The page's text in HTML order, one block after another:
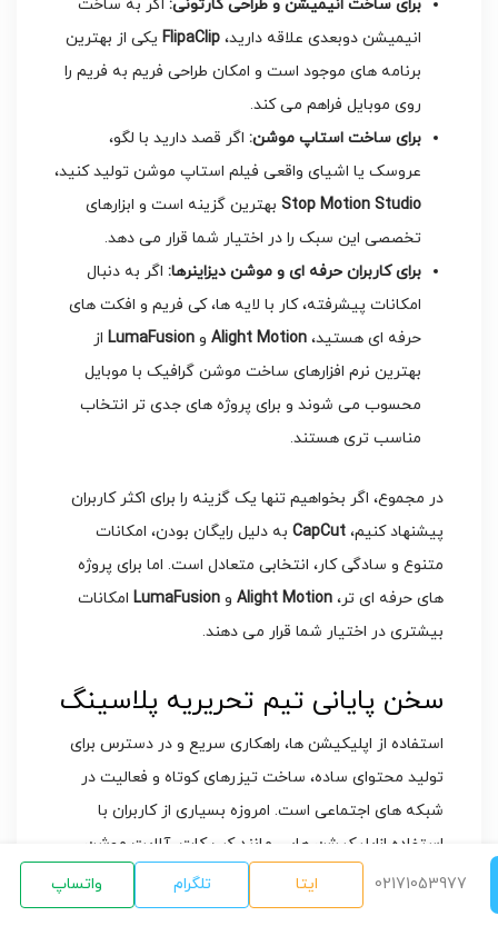
02171053977 ایتا تلگرام واتساپ
برای ساخت انیمیشن و طراحی کارتونی: اگر به ساخت
انیمیشن دوبعدی علاقه دارید، FlipaClip یکی از بهترین
برنامه های موجود است و امکان طراحی فریم به فریم را
روی موبایل فراهم می کند.
برای ساخت استاپ موشن: اگر قصد دارید با لگو،
عروسک یا اشیای واقعی فیلم استاپ موشن تولید کنید،
Stop Motion Studio بهترین گزینه است و ابزارهای
تخصصی این سبک را در اختیار شما قرار می دهد.
برای کاربران حرفه ای و موشن دیزاینرها: اگر به دنبال
امکانات پیشرفته، کار با لایه ها، کی فریم و افکت های
حرفه ای هستید، Alight Motion و LumaFusion از
بهترین نرم افزارهای ساخت موشن گرافیک با موبایل
محسوب می شوند و برای پروژه های جدی تر انتخاب
مناسب تری هستند.
در مجموع، اگر بخواهیم تنها یک گزینه را برای اکثر کاربران
پیشنهاد کنیم، CapCut به دلیل رایگان بودن، امکانات
متنوع و سادگی کار، انتخابی متعادل است. اما برای پروژه
های حرفه ای تر، Alight Motion و LumaFusion امکانات
بیشتری در اختیار شما قرار می دهند.
سخن پایانی تیم تحریریه پلاسینگ
استفاده از اپلیکیشن ها، راهکاری سریع و در دسترس برای
تولید محتوای ساده، ساخت تیزرهای کوتاه و فعالیت در
شبکه های اجتماعی است. امروزه بسیاری از کاربران با
استفاده ازاپلیکیشن هایی مانند کپ کات، آلایت موشن،
کین مستر و اینشات می توانند بدون نیاز به کامپیوتر،
ویدیوهای جذاب و خلاقانه تولید کنند.